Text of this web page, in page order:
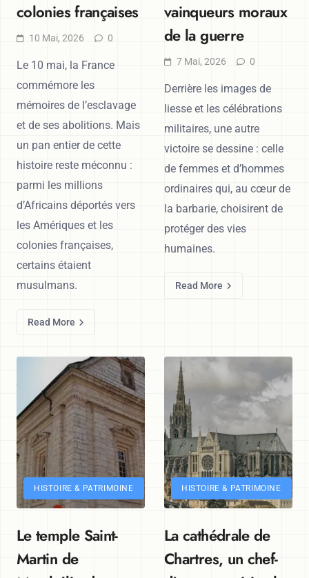
colonies françaises
10 Mai, 2026 0
Le 10 mai, la France
commémore les
mémoires de l’esclavage
et de ses abolitions. Mais
un pan entier de cette
histoire reste méconnu :
parmi les millions
d’Africains déportés vers
les Amériques et les
colonies françaises,
certains étaient
musulmans.
Read More
vainqueurs moraux
de la guerre
7 Mai, 2026 0
Derrière les images de
liesse et les célébrations
militaires, une autre
victoire se dessine : celle
de femmes et d’hommes
ordinaires qui, au cœur de
la barbarie, choisirent de
protéger des vies
humaines.
Read More
HISTOIRE & PATRIMOINE
Le temple Saint-
Martin de
HISTOIRE & PATRIMOINE
La cathédrale de
Chartres, un chef-